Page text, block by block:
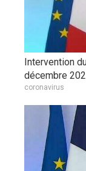
Intervention
décembre
coronavirus